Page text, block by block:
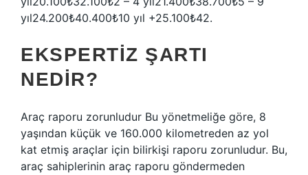
yıl24.200₺40.400₺10 yıl +25.100₺42.
EKSPERTIZ ŞARTI
NEDIR?
Araç raporu zorunludur Bu yönetmeliğe göre, 8
yaşından küçük ve 160.000 kilometreden az yol
kat etmiş araçlar için bilirkişi raporu zorunludur. Bu,
araç sahiplerinin araç raporu göndermeden